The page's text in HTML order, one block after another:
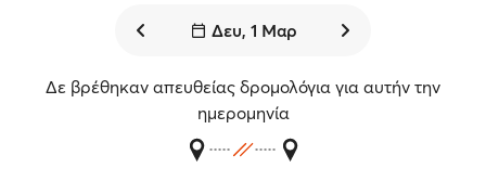
Δευ, 1 Μαρ
Δε βρέθηκαν απευθείας δρομολόγια για αυτήν την
ημερομηνία